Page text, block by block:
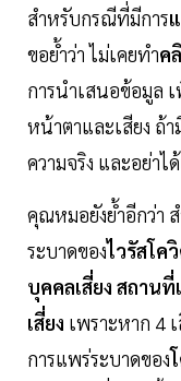
สำหรับกรณีที่มีการ
ขอย้ำว่า ไม่เคยทำค
การนำเสนอข้อมูล
หน้าตาและเสียง ถ้
ความจริง และอย่าไ
คุณหมอยังย้ำอีกว่า
ระบาดของไวรัสโค
บุคคลเสี่ยง สถานที่
เสี่ยง เพราะหาก 4
การแพร่ระบาดของ